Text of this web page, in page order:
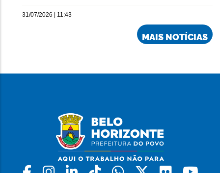
31/07/2026 | 11:43
MAIS NOTÍCIAS